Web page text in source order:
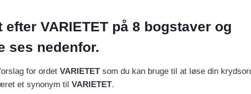
efter VARIETET på 8 bogstaver og
ses nedenfor.
for ordet VARIETETsom du kan bruge til at løse din
et synonym til VARIETET.